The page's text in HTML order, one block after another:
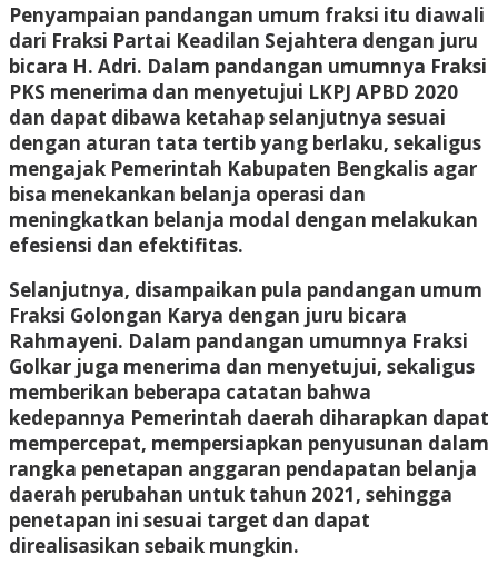
Penyampaian pandangan umum fraksi itu diawali
dari Fraksi Partai Keadilan Sejahtera dengan juru
bicara H. Adri. Dalam pandangan umumnya Fraksi
PKS menerima dan menyetujui LKPJ APBD 2020
dan dapat dibawa ketahap selanjutnya sesuai
dengan aturan tata tertib yang berlaku, sekaligus
mengajak Pemerintah Kabupaten Bengkalis agar
bisa menekankan belanja operasi dan
meningkatkan belanja modal dengan melakukan
efesiensi dan efektifitas.
Selanjutnya, disampaikan pula pandangan umum
Fraksi Golongan Karya dengan juru bicara
Rahmayeni. Dalam pandangan umumnya Fraksi
Golkar juga menerima dan menyetujui, sekaligus
memberikan beberapa catatan bahwa
kedepannya Pemerintah daerah diharapkan dapat
mempercepat, mempersiapkan penyusunan dalam
rangka penetapan anggaran pendapatan belanja
daerah perubahan untuk tahun 2021, sehingga
penetapan ini sesuai target dan dapat
direalisasikan sebaik mungkin.